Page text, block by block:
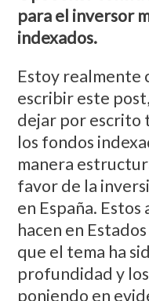
para el inversor
indexados.
Estoy realmente
escribir este
dejar por escrito
los fondos
manera
favor de la
en España.
hacen en
que el tema ha
profundidad y
poniendo en